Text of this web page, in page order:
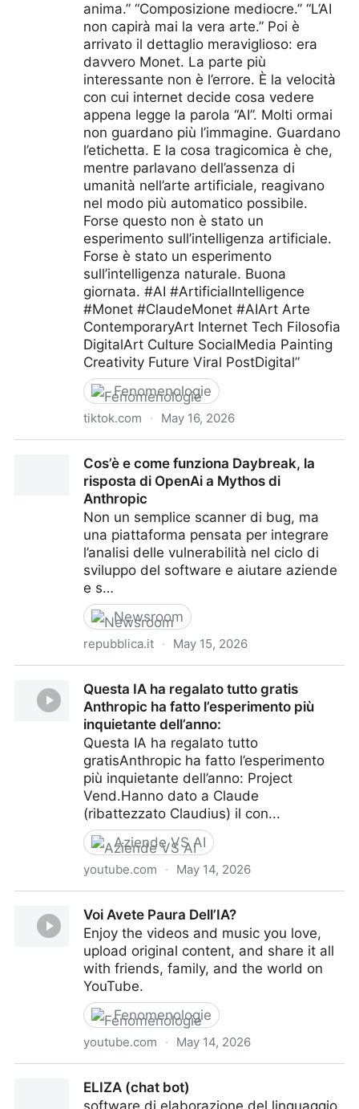
anima.” “Composizione mediocre.” “L’AI
non capirà mai la vera arte.” Poi è
arrivato il dettaglio meraviglioso: era
davvero Monet. La parte più
interessante non è l’errore. È la velocità
con cui internet decide cosa vedere
appena legge la parola “AI”. Molti ormai
non guardano più l’immagine. Guardano
l’etichetta. E la cosa tragicomica è che,
mentre parlavano dell’assenza di
umanità nell’arte artificiale, reagivano
nel modo più automatico possibile.
Forse questo non è stato un
esperimento sull’intelligenza artificiale.
Forse è stato un esperimento
sull’intelligenza naturale. Buona
giornata. #AI #ArtificialIntelligence
#Monet #ClaudeMonet #AIArt Arte
ContemporaryArt Internet Tech Filosofia
DigitalArt Culture SocialMedia Painting
Creativity Future Viral PostDigital”
Fenomenologie
tiktok.com · May 16, 2026
Cos’è e come funziona Daybreak, la
risposta di OpenAi a Mythos di
Anthropic
Non un semplice scanner di bug, ma
una piattaforma pensata per integrare
l’analisi delle vulnerabilità nel ciclo di
sviluppo del software e aiutare aziende
e s…
Newsroom
repubblica.it · May 15, 2026
OpenAi a Mythos di Anthropic
Questa IA ha regalato tutto gratis
Anthropic ha fatto l’esperimento più
inquietante dell’anno:
Questa IA ha regalato tutto
gratisAnthropic ha fatto l’esperimento
più inquietante dell’anno: Project
Vend.Hanno dato a Claude
(ribattezzato Claudius) il con...
Aziende VS AI
youtube.com · May 14, 2026
l’esperimento più inquietante dell’anno:
Voi Avete Paura Dell’IA?
Enjoy the videos and music you love,
upload original content, and share it all
with friends, family, and the world on
YouTube.
Fenomenologie
youtube.com · May 14, 2026
ELIZA (chat bot)
software di elaborazione del linguaggio